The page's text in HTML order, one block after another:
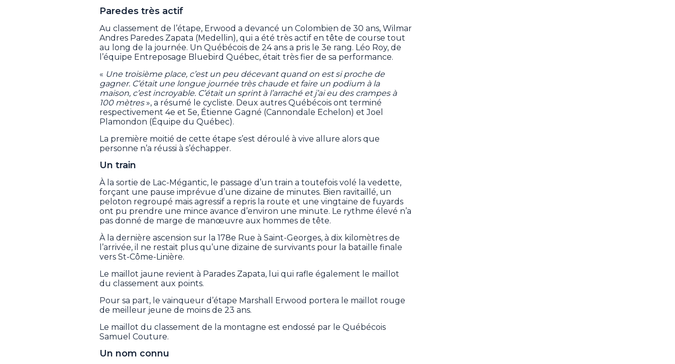
Paredes très actif
Au classement de l’étape, Erwood a devancé un Colombien de 30 ans, Wilmar
Andres Paredes Zapata (Medellin), qui a été très actif en tête de course tout
au long de la journée. Un Québécois de 24 ans a pris le 3e rang. Léo Roy, de
l’équipe Entreposage Bluebird Québec, était très fier de sa performance.
« Une troisième place, c’est un peu décevant quand on est si proche de
gagner. C’était une longue journée très chaude et faire un podium à la
maison, c’est incroyable. C’était un sprint à l’arraché et j’ai eu des crampes à
100 mètres», a résumé le cycliste. Deux autres Québécois ont terminé
respectivement 4e et 5e, Étienne Gagné (Cannondale Echelon) et Joel
Plamondon (Équipe du Québec).
La première moitié de cette étape s’est déroulé à vive allure alors que
personne n’a réussi à s’échapper.
Un train
À la sortie de Lac-Mégantic, le passage d’un train a toutefois volé la vedette,
forçant une pause imprévue d’une dizaine de minutes. Bien ravitaillé, un
peloton regroupé mais agressif a repris la route et une vingtaine de fuyards
ont pu prendre une mince avance d’environ une minute. Le rythme élevé n’a
pas donné de marge de manœuvre aux hommes de tête.
À la dernière ascension sur la 178e Rue à Saint-Georges, à dix kilomètres de
l’arrivée, il ne restait plus qu’une dizaine de survivants pour la bataille finale
vers St-Côme-Linière.
Le maillot jaune revient à Parades Zapata, lui qui rafle également le maillot
du classement aux points.
Pour sa part, le vainqueur d’étape Marshall Erwood portera le maillot rouge
de meilleur jeune de moins de 23 ans.
Le maillot du classement de la montagne est endossé par le Québécois
Samuel Couture.
Un nom connu